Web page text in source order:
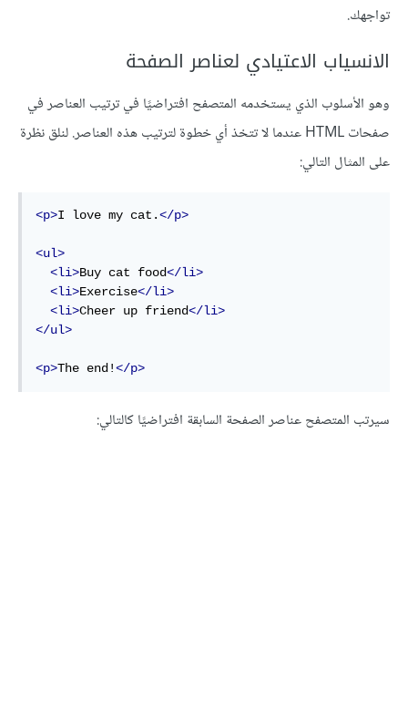
تواجهك.
الانسياب الاعتيادي لعناصر الصفحة
وهو الأسلوب الذي يستخدمه المتصفح افتراضيًا في ترتيب العناصر في
صفحات HTML عندما لا تتخذ أي خطوة لترتيب هذه العناصر. لنلق نظرة
على المثال التالي:
<p>I love my cat.</p>
<ul>
<li>Buy cat food</li>
<li>Exercise</li>
<li>Cheer up friend</li>
</ul>
<p>The end!</p>
سيرتب المتصفح عناصر الصفحة السابقة افتراضيًا كالتالي: